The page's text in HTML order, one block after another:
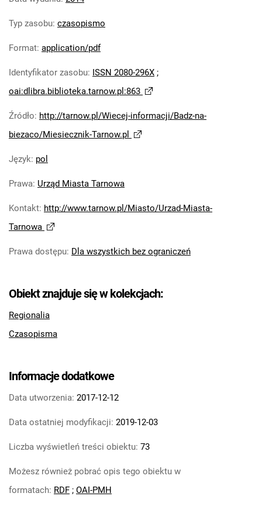
Typ zasobu: czasopismo
Format: application/pdf
Identyfikator zasobu: ISSN 2080-296X ;
oai:dlibra.biblioteka.tarnow.pl:863
Źródło: http://tarnow.pl/Wiecej-informacji/Badz-na-
biezaco/Miesiecznik-Tarnow.pl
Język: pol
Prawa: Urząd Miasta Tarnowa
Kontakt: http://www.tarnow.pl/Miasto/Urzad-Miasta-
Tarnowa
Prawa dostępu: Dla wszystkich bez ograniczeń
Obiekt znajduje się w kolekcjach:
Regionalia
Czasopisma
Informacje dodatkowe
Data utworzenia: 2017-12-12
Data ostatniej modyfikacji: 2019-12-03
Liczba wyświetleń treści obiektu: 73
Możesz również pobrać opis tego obiektu w
formatach: RDF ; OAI-PMH